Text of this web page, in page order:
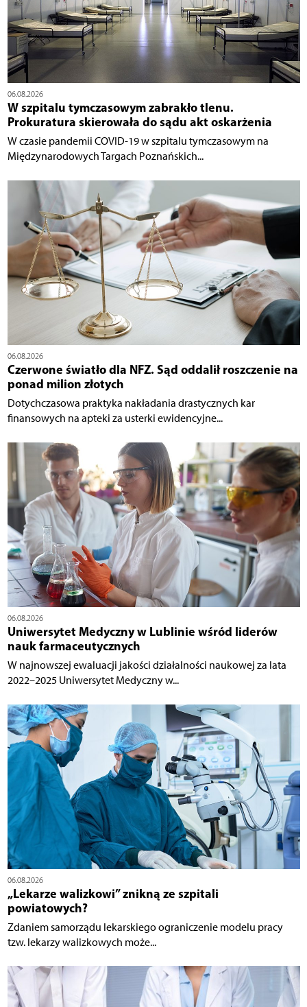
06.08.2026
W szpitalu tymczasowym zabrakło tlenu.
Prokuratura skierowała do sądu akt oskarżenia
W czasie pandemii COVID-19 w szpitalu tymczasowym na
Międzynarodowych Targach Poznańskich...
06.08.2026
Czerwone światło dla NFZ. Sąd oddalił roszczenie na
ponad milion złotych
Dotychczasowa praktyka nakładania drastycznych kar
finansowych na apteki za usterki ewidencyjne...
06.08.2026
Uniwersytet Medyczny w Lublinie wśród liderów
nauk farmaceutycznych
W najnowszej ewaluacji jakości działalności naukowej za lata
2022–2025 Uniwersytet Medyczny w...
06.08.2026
„Lekarze walizkowi” znikną ze szpitali
powiatowych?
Zdaniem samorządu lekarskiego ograniczenie modelu pracy
tzw. lekarzy walizkowych może...